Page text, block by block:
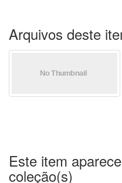
Arquivos deste
Este item
coleção(s)